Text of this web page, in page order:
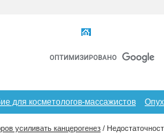
для косметологов-массажистов
усиливать канцерогенез /